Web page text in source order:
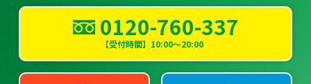
0120-760-337
【受付時間】10:00～20:00